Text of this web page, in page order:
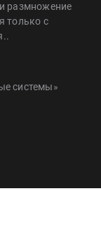
размножение
только с
системы»